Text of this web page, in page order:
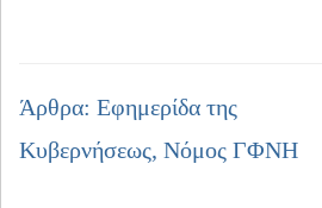
Άρθρα: Εφημερίδα της
Κυβερνήσεως, Νόμος ΓΦΝΗ